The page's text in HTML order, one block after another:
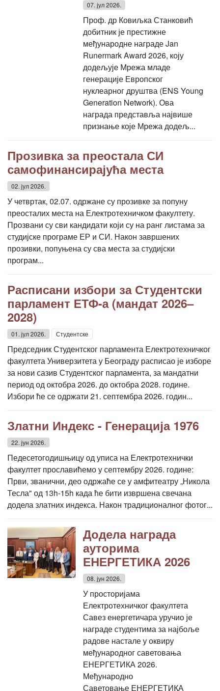
07. јул 2026.
Проф. др Ковиљка Станковић
добитник је престижне
међународне награде Jan
Runermark Award 2026, коју
додељује Мрежа младе
генерације Европског
нуклеарног друштва (ENS Young
Generation Network). Ова
награда представља највише
признање које Мрежа додељ...
Прозивка за преостала СИ
самофинансирајућа места
02. јул 2026.
У четвртак, 02.07. одржане су прозивке за попуну
преосталих места на Електротехничком факултету.
Прозвани су сви кандидати који су на ранг листама за
студијске програме ЕР и СИ. Након завршених
прозивки, попуњена су сва места за студијски
програм...
Расписани избори за Студентски
парламент ЕТФ-а (мандат 2026–
2028)
01. јул 2026. Студентске
Председник Студентског парламента Електротехничког
факултета Универзитета у Београду расписао је изборе
за нови сазив Студентског парламента, за мандатни
период од октобра 2026. до октобра 2028. године.
Избори ће се одржати 21. септембра 2026. годин...
Златни Индекс - Генерација 1976
22. јун 2026.
Педесетогодишњицу од уписа на Електротехнички
факултет прославићемо у септембру 2026. године:
Први, званични, део одржаће се у амфитеатру „Никола
Тесла" од 13h-15h када ће бити извршена свечана
додела златних индекса. Након традиционалног фотог...
Додела награда
ауторима
ЕНЕРГЕТИКА 2026
08. јун 2026.
У просторијама
Електротехничког факултета
Савез енергетичара уручио је
награде студентима за најбоље
радове настале у оквиру
међународног саветовања
ЕНЕРГЕТИКА 2026.
Међународно
Саветовање ЕНЕРГЕТИКА